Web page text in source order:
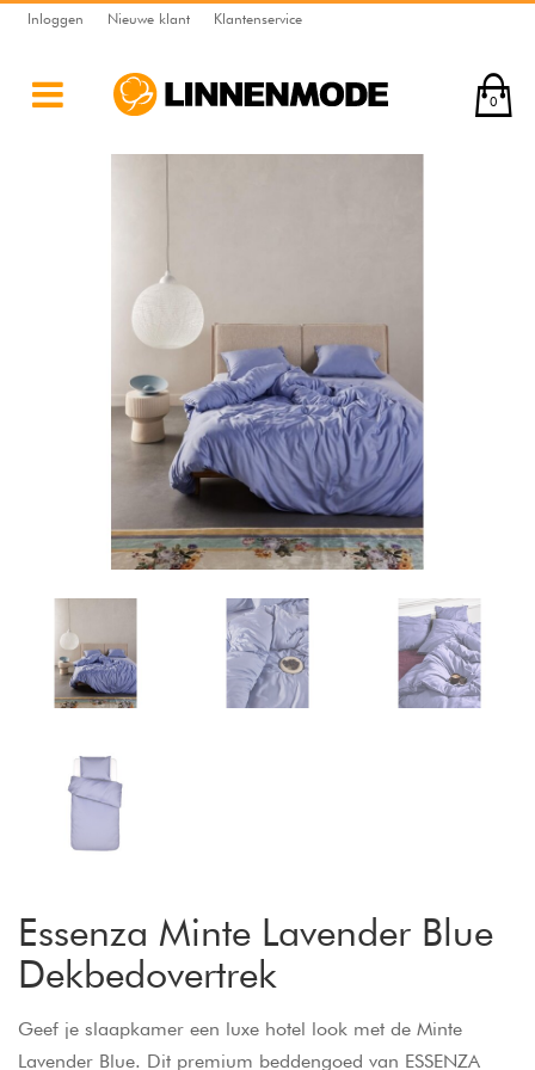
Inloggen Nieuwe klant Klantenservice
0
Essenza Minte Lavender Blue
Dekbedovertrek
Geef je slaapkamer een luxe hotel look met de Minte
Lavender Blue. Dit premium beddengoed van ESSENZA